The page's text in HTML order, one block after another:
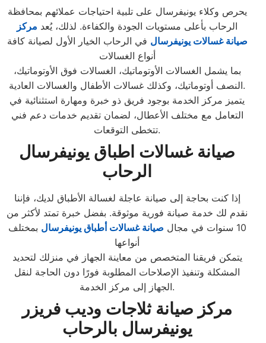
يحرص وكلاء يونيفرسال على تلبية احتياجات عملائهم بمحافظة
الرحاب بأعلى مستويات الجودة والكفاءة. لذلك، يُعد مركز
صيانة غسالات يونيفرسال في الرحاب الخيار الأول لصيانة كافة
أنواع الغسالات
بما يشمل الغسالات الأوتوماتيك، الغسالات فوق الأوتوماتيك،
النصف أوتوماتيك، وكذلك غسالات الأطفال والغسالات العادية.
يتميز مركز الخدمة بوجود فريق ذو خبرة ومهارة استثنائية في
التعامل مع مختلف الأعطال، لضمان تقديم خدمات دعم فني
تتخطى التوقعات.
صيانة غسالات اطباق يونيفرسال
الرحاب
إذا كنت بحاجة إلى صيانة عاجلة لغسالة الأطباق لديك، فإننا
نقدم لك خدمة صيانة فورية موثوقة. بفضل خبرة تمتد لأكثر من
10 سنوات في مجال
صيانة غسالات أطباق يونيفرسال بمختلف
أنواعها
يتمكن فريقنا المتخصص من معاينة الجهاز في منزلك لتحديد
المشكلة وتنفيذ الإصلاحات المطلوبة فورًا دون الحاجة لنقل
الجهاز إلى مركز الخدمة.
مركز صيانة ثلاجات وديب فريزر
يونيفرسال بالرحاب